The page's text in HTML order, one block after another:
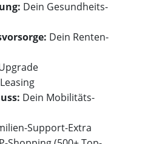
Dein Gesundheits-
Dein Renten-
Dein Mobilitäts-
Support-Extra